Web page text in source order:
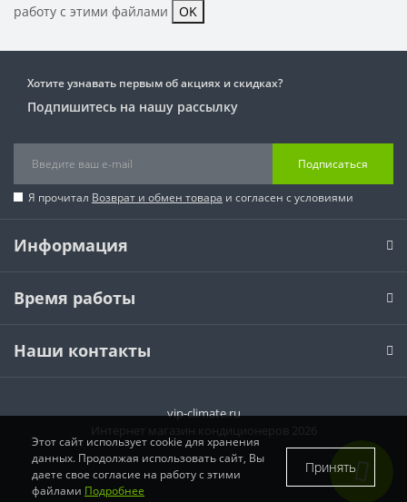
работу с этими файлами
OK
Хотите узнавать первым об акциях и скидках?
Подпишитесь на нашу рассылку
Подписаться
Я прочитал Возврат и обмен товара и согласен с условиями
Информация
Время работы
Наши контакты
vip-climate.ru
Интернет магазин кондиционеров 2026
Этот сайт использует cookie для хранения
данных. Продолжая использовать сайт, Вы
даете свое согласие на работу с этими
файлами Подробнее
Принять